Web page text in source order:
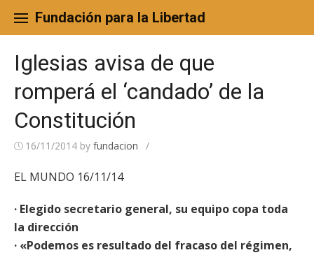
content
Fundación para la Libertad
Iglesias avisa de que
romperá el ‘candado’ de la
Constitución
16/11/2014 by fundacion /
EL MUNDO 16/11/14
· Elegido secretario general, su equipo copa toda
la dirección
· «Podemos es resultado del fracaso del régimen,